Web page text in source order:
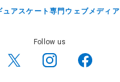
ュアスケート専門ウェブメディア
Follow us